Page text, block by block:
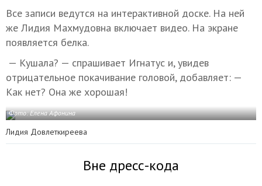
Все записи ведутся на интерактивной доске. На ней
же Лидия Махмудовна включает видео. На экране
появляется белка.
— Кушала? — спрашивает Игнатус и, увидев
отрицательное покачивание головой, добавляет: —
Как нет? Она же хорошая!
Фото: Елена Афонина
Лидия Довлеткиреева
Вне дресс-кода